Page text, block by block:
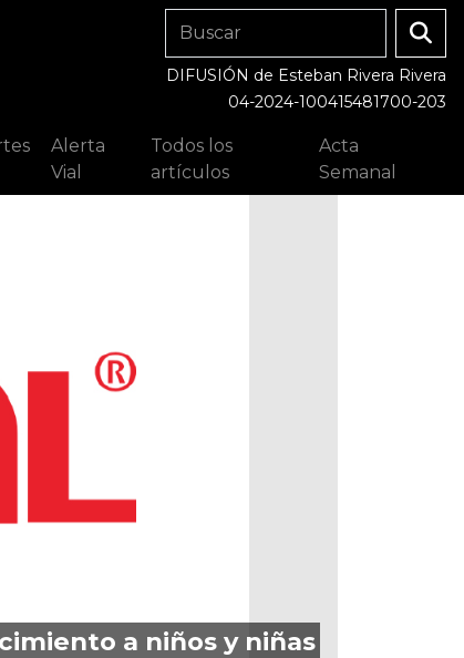
DIFUSIÓN de Esteban Rivera Rivera
04-2024-100415481700-203
Alerta
Vial
Todos los
artículos
Acta
Semanal
a niños y niñas